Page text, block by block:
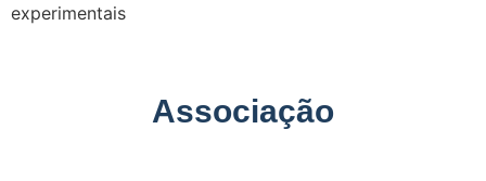
experimentais
Associação